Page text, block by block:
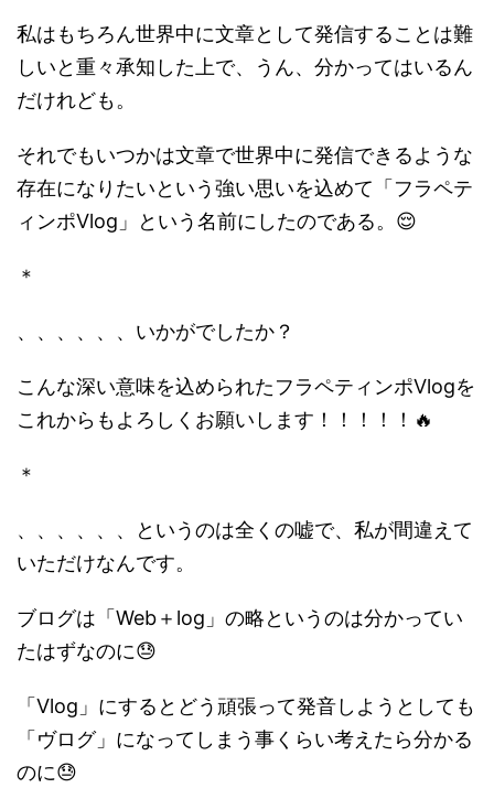
私はもちろん世界中に文章として発信することは難
しいと重々承知した上で、うん、分かってはいるん
だけれども。
それでもいつかは文章で世界中に発信できるような
存在になりたいという強い思いを込めて「フラペテ
ィンポVlog」という名前にしたのである。😌
＊
、、、、、、いかがでしたか？
こんな深い意味を込められたフラペティンポVlogを
これからもよろしくお願いします！！！！！🔥
＊
、、、、、、というのは全くの嘘で、私が間違えて
いただけなんです。
ブログは「Web＋log」の略というのは分かってい
たはずなのに😓
「Vlog」にするとどう頑張って発音しようとしても
「ヴログ」になってしまう事くらい考えたら分かる
のに😓